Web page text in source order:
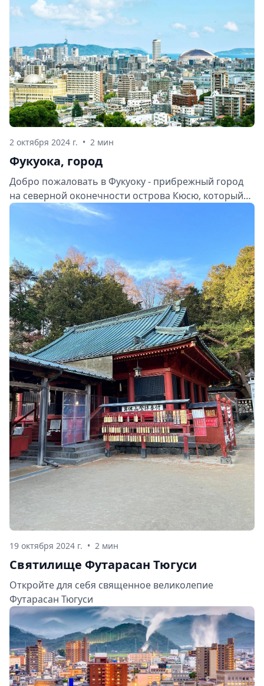
2 октября 2024 г. • 2 мин
Фукуока, город
Добро пожаловать в Фукуоку - прибрежный город
на северной оконечности острова Кюсю, который
соединяет историческое наследие с современным
очарованием.
19 октября 2024 г. • 2 мин
Святилище Футарасан Тюгуси
Откройте для себя священное великолепие
Футарасан Тюгуси